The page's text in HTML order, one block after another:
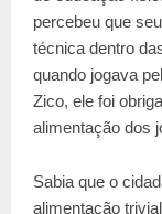
percebeu que
técnica dentro
quando jogava
Zico, ele foi
alimentação dos
Sabia que o
alimentação